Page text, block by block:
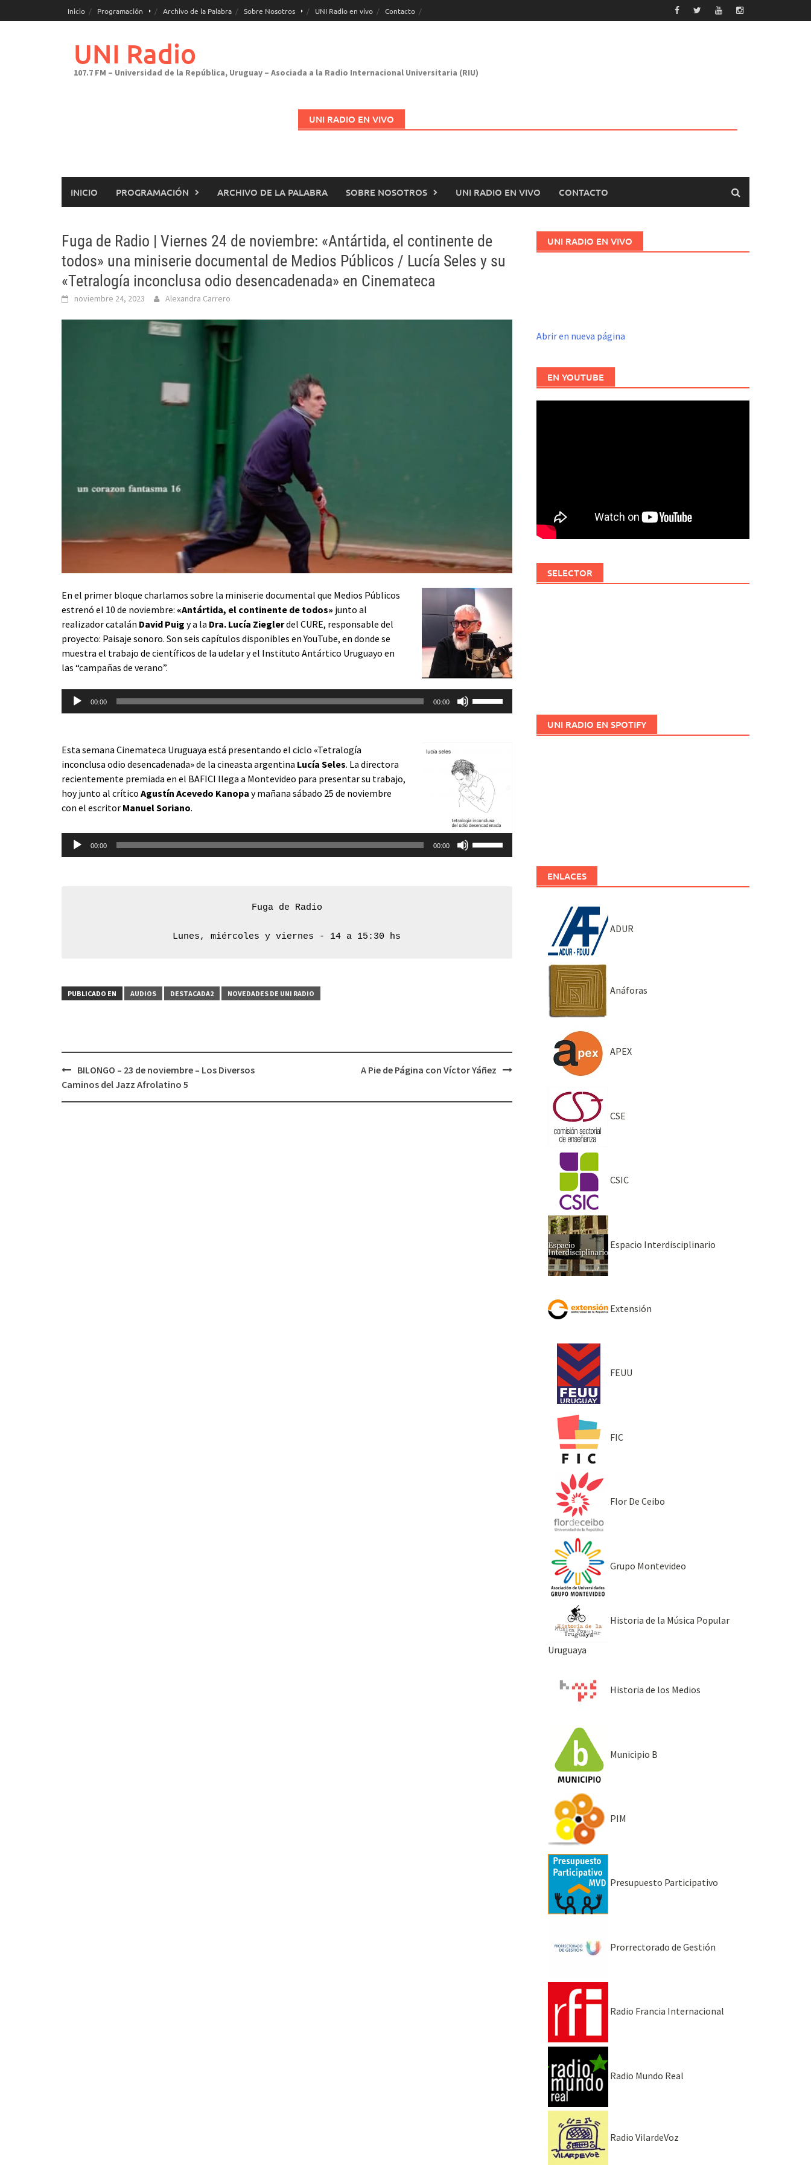
al
Inicio Programación Archivo de la Palabra Sobre Nosotros UNI Radio en vivo Contacto
UNI Radio
107.7 FM – Universidad de la República, Uruguay – Asociada a la Radio Internacional Universitaria (RIU)
UNI RADIO EN VIVO
INICIO PROGRAMACIÓN ARCHIVO DE LA PALABRA SOBRE NOSOTROS UNI RADIO EN VIVO CONTACTO
Fuga de Radio | Viernes 24 de noviembre: «Antártida, el continente de
todos» una miniserie documental de Medios Públicos / Lucía Seles y su
«Tetralogía inconclusa odio desencadenada» en Cinemateca
noviembre 24, 2023 Alexandra Carrero
En el primer bloque charlamos sobre la miniserie documental que Medios Públicos
estrenó el 10 de noviembre: «Antártida, el continente de todos» junto al
realizador catalán David Puig y a la Dra. Lucía Zieglerdel CURE, responsable del
proyecto: Paisaje sonoro. Son seis capítulos disponibles en YouTube, en donde se
muestra el trabajo de científicos de la udelar y el Instituto Antártico Uruguayo en
las “campañas de verano”.
Reproductor
00:00 00:00
arriba/abajo
para
aumentar
disminuir
el
volumen.
Esta semana Cinemateca Uruguaya está presentando el ciclo «Tetralogía
inconclusa odio desencadenada» de la cineasta argentina Lucía Seles. La directora
recientemente premiada en el BAFICI llega a Montevideo para presentar su trabajo,
hoy junto al crítico Agustín Acevedo Kanopa y mañana sábado 25 de noviembre
con el escritor Manuel Soriano.
Reproductor
00:00 00:00
Fuga de Radio
Lunes, miércoles y viernes - 14 a 15:30 hs
PUBLICADO EN AUDIOS DESTACADA2 NOVEDADES DE UNI RADIO
Navegación
BILONGO – 23 de noviembre – Los Diversos
Caminos del Jazz Afrolatino 5
A Pie de Página con Víctor Yáñez
UNI RADIO EN VIVO
Abrir en nueva página
EN YOUTUBE
SELECTOR
UNI RADIO EN SPOTIFY
ENLACES
ADUR
Anáforas
APEX
CSE
CSIC
Espacio Interdisciplinario
Extensión
FEUU
FIC
Flor De Ceibo
Grupo Montevideo
Historia de la Música Popular
Uruguaya
Historia de los Medios
Municipio B
PIM
Presupuesto Participativo
Prorrectorado de Gestión
Radio Francia Internacional
Radio Mundo Real
Radio VilardeVoz